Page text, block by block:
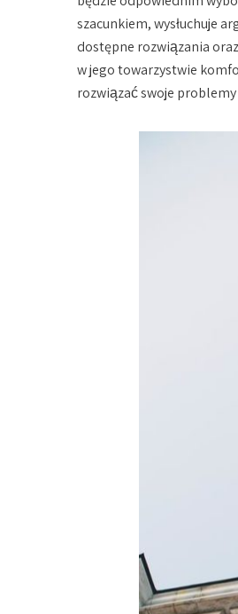
szacunkiem, wysłuchuje
dostępne rozwiązania
w jego towarzystwie
rozwiązać swoje